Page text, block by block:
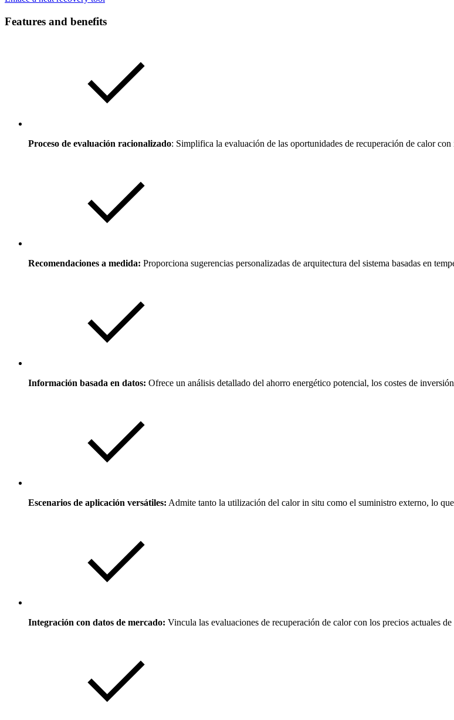
Features and benefits
Proceso de evaluación racionalizado: Simplifica la evaluación de las oportunidades de recuperación de calor
Recomendaciones a medida: Proporciona sugerencias personalizadas de arquitectura del sistema basadas en
Información basada en datos: Ofrece un análisis detallado del ahorro energético potencial, los costes de
Escenarios de aplicación versátiles: Admite tanto la utilización del calor in situ como el suministro externo, lo
Integración con datos de mercado: Vincula las evaluaciones de recuperación de calor con los precios actuales